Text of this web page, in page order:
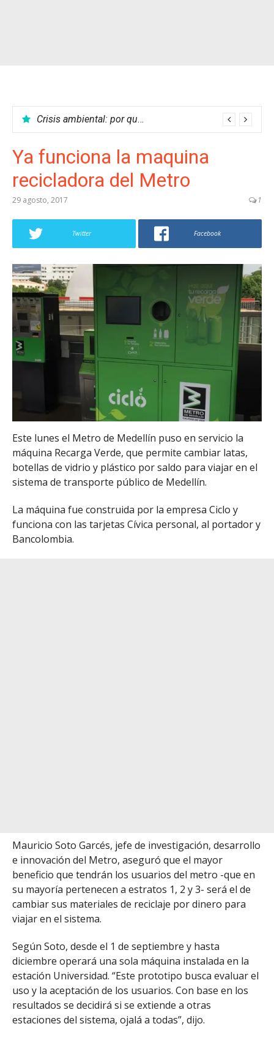
Crisis ambiental: por qué no podemos parar el calentamiento global
Ya funciona la maquina
recicladora del Metro
29 agosto, 2017 1
Twitter Facebook
Este lunes el Metro de Medellín puso en servicio la
máquina Recarga Verde, que permite cambiar latas,
botellas de vidrio y plástico por saldo para viajar en el
sistema de transporte público de Medellín.
La máquina fue construida por la empresa Ciclo y
funciona con las tarjetas Cívica personal, al portador y
Bancolombia.
Mauricio Soto Garcés, jefe de investigación, desarrollo
e innovación del Metro, aseguró que el mayor
beneficio que tendrán los usuarios del metro -que en
su mayoría pertenecen a estratos 1, 2 y 3- será el de
cambiar sus materiales de reciclaje por dinero para
viajar en el sistema.
Según Soto, desde el 1 de septiembre y hasta
diciembre operará una sola máquina instalada en la
estación Universidad. “Este prototipo busca evaluar el
uso y la aceptación de los usuarios. Con base en los
resultados se decidirá si se extiende a otras
estaciones del sistema, ojalá a todas”, dijo.